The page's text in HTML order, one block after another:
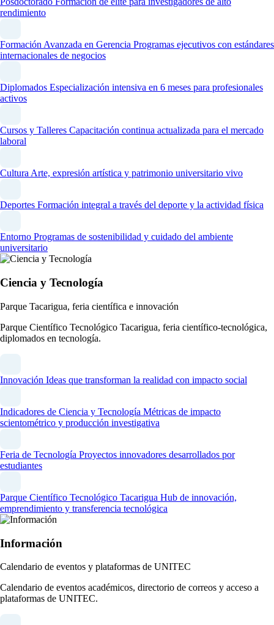
rendimiento
Formación Avanzada en Gerencia Programas ejecutivos con estándares
internacionales de negocios
Diplomados Especialización intensiva en 6 meses para profesionales
activos
Cursos y Talleres Capacitación continua actualizada para el mercado
laboral
CulturaArte, expresión artística y patrimonio universitario vivo
Deportes Formación integral a través del deporte y la actividad física
Entorno Programas de sostenibilidad y cuidado del ambiente
universitario
Ciencia y Tecnología
Parque Tacarigua, feria científica e innovación
Parque Científico Tecnológico Tacarigua, feria científico-tecnológica,
diplomados en tecnología.
Innovación Ideas que transforman la realidad con impacto social
Indicadores de Ciencia y Tecnología Métricas de impacto
scientométrico y producción investigativa
Feria de Tecnología Proyectos innovadores desarrollados por
estudiantes
Parque Científico Tecnológico Tacarigua Hub de innovación,
emprendimiento y transferencia tecnológica
Información
Calendario de eventos y plataformas de UNITEC
Calendario de eventos académicos, directorio de correos y acceso a
plataformas de UNITEC.